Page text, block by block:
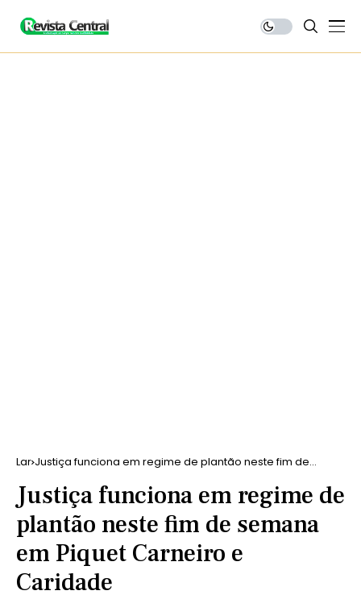
Lar Justiça funciona em regime de plantão neste fim de
Justiça funciona em regime de
plantão neste fim de semana
em Piquet Carneiro e
Caridade